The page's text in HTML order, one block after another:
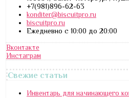
+7(981)896-62-63
konditer@biscuitpro.ru
biscuitpro.ru
Ежедневно с 10:00 до 20:00
Вконтакте
Инстаграм
Свежие статьи
Инвентарь для начинающего